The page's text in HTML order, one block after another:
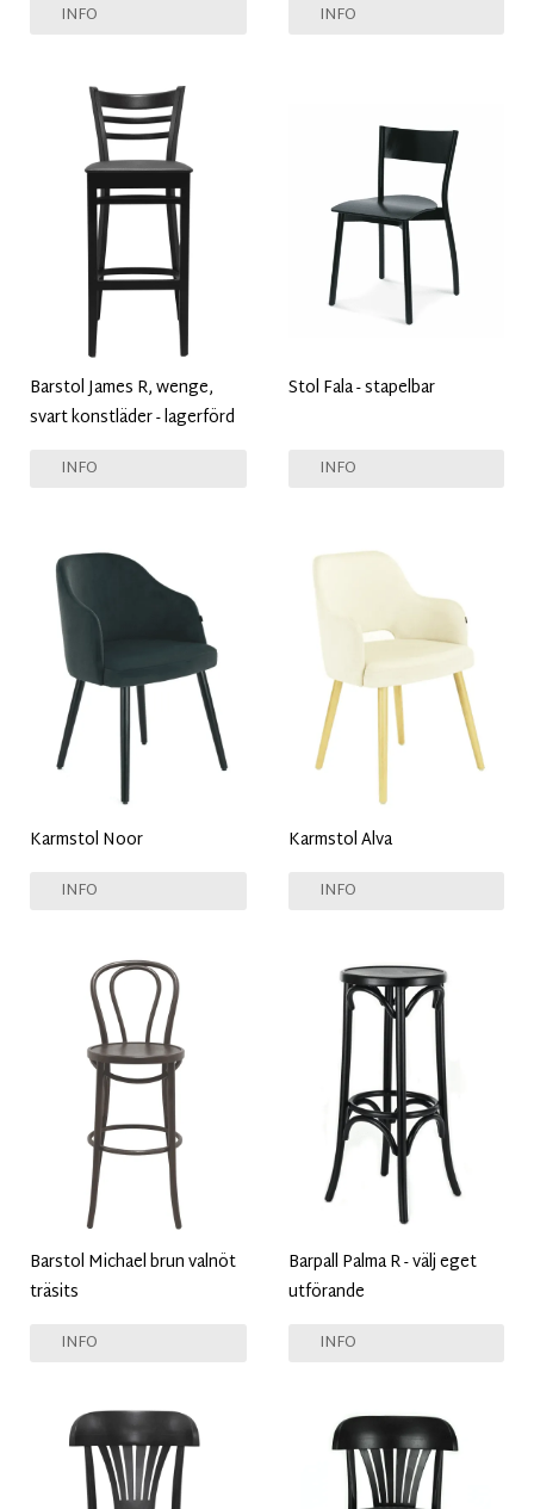
INFO INFO
Barstol James R, wenge,
svart konstläder - lagerförd
INFO
Stol Fala - stapelbar
INFO
Karmstol Noor
INFO
Karmstol Alva
INFO
Barstol Michael brun valnöt
träsits
INFO
Barpall Palma R - välj eget
utförande
INFO